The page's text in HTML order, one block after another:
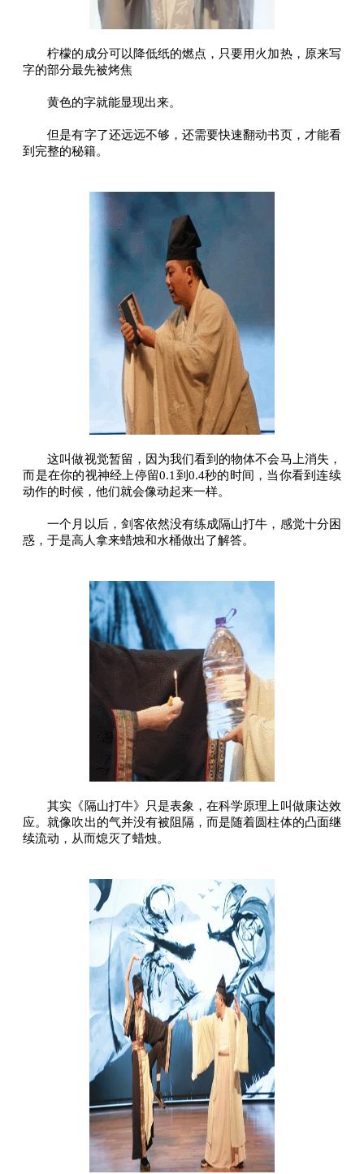
柠檬的成分可以降低纸的燃点，只要用火加热，原来写
字的部分最先被烤焦
黄色的字就能显现出来。
但是有字了还远远不够，还需要快速翻动书页，才能看
到完整的秘籍。
这叫做视觉暂留，因为我们看到的物体不会马上消失，
而是在你的视神经上停留0.1到0.4秒的时间，当你看到连续
动作的时候，他们就会像动起来一样。
一个月以后，剑客依然没有练成隔山打牛，感觉十分困
惑，于是高人拿来蜡烛和水桶做出了解答。
其实《隔山打牛》只是表象，在科学原理上叫做康达效
应。就像吹出的气并没有被阻隔，而是随着圆柱体的凸面继
续流动，从而熄灭了蜡烛。